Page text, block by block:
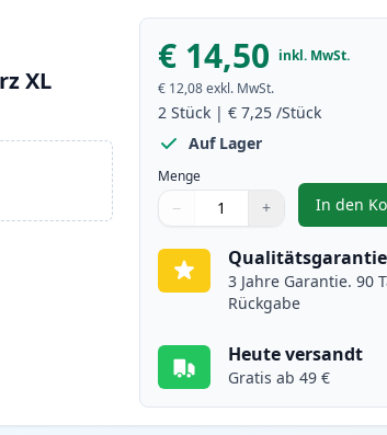
XL
€ 14,50 inkl. MwSt.
€ 12,08 exkl. MwSt.
2 Stück |€ 7,25 /Stück
Auf Lager
Menge
Menge
Verwenden Sie die Tasten, um
− +
Menge 1
In den, 2
Qualitätsgarantie
3 Jahre Garantie. 90
Rückgabe
Heute versandt
Gratis ab 49 €